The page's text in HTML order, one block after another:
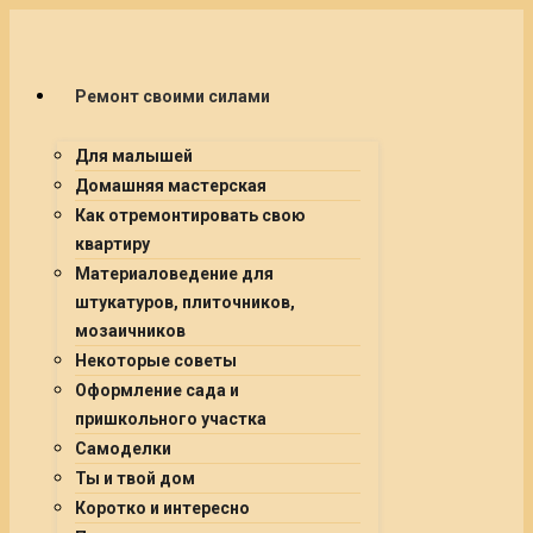
Ремонт своими силами
Для малышей
Домашняя мастерская
Как отремонтировать свою
квартиру
Материаловедение для
штукатуров, плиточников,
мозаичников
Некоторые советы
Оформление сада и
пришкольного участка
Самоделки
Ты и твой дом
Коротко и интересно